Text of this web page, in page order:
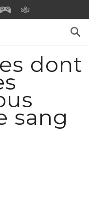
SOOGEEK
dont
sang